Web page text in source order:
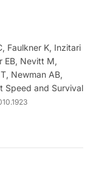
Faulkner K, Inzitari
EB, Nevitt M,
Newman AB,
Speed and Survival